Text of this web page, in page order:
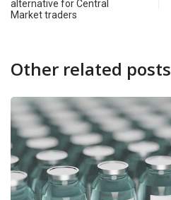
alternative for Central
Market traders
Other related posts